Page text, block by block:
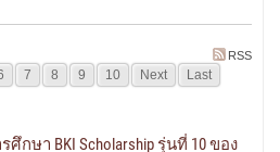
RSS
7 8 9 10 Next Last
ศึกษา BKI Scholarship รุ่นที่ 10 ของ